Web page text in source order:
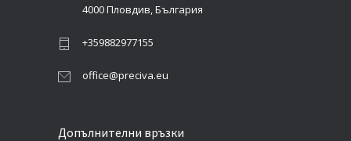
4000 Пловдив, България
+359882977155
office@preciva.eu
Допълнителни връзки